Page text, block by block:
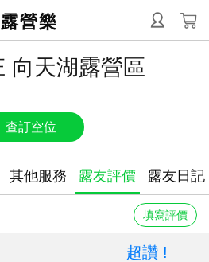
露營樂
向天湖露營區
查訂空位
其他服務 露友評價 露友日記
填寫評價
超讚 !